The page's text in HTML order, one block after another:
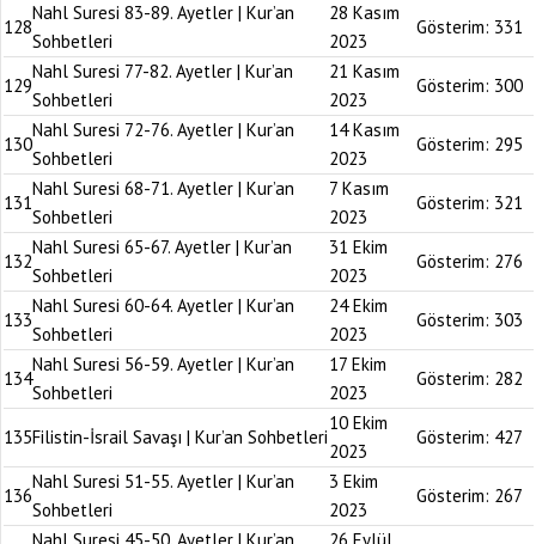
128
Nahl Suresi 83-89. Ayetler | Kur’an
Sohbetleri
28 Kasım
2023
Gösterim: 331
129
Nahl Suresi 77-82. Ayetler | Kur’an
Sohbetleri
21 Kasım
2023
Gösterim: 300
130
Nahl Suresi 72-76. Ayetler | Kur’an
Sohbetleri
14 Kasım
2023
Gösterim: 295
131
Nahl Suresi 68-71. Ayetler | Kur’an
Sohbetleri
7 Kasım
2023
Gösterim: 321
132
Nahl Suresi 65-67. Ayetler | Kur’an
Sohbetleri
31 Ekim
2023
Gösterim: 276
133
Nahl Suresi 60-64. Ayetler | Kur’an
Sohbetleri
24 Ekim
2023
Gösterim: 303
134
Nahl Suresi 56-59. Ayetler | Kur’an
Sohbetleri
17 Ekim
2023
Gösterim: 282
135Filistin-İsrail Savaşı | Kur’an Sohbetleri
10 Ekim
2023
Gösterim: 427
136
Nahl Suresi 51-55. Ayetler | Kur’an
Sohbetleri
3 Ekim
2023
Gösterim: 267